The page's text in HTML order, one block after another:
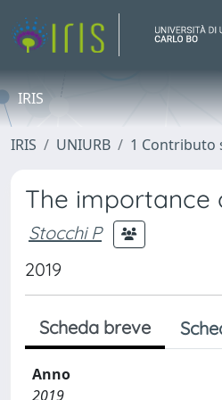
IRIS
IRIS UNIURB 1 Contributo
The importance
Stocchi P
2019
Scheda breve
Anno
2019